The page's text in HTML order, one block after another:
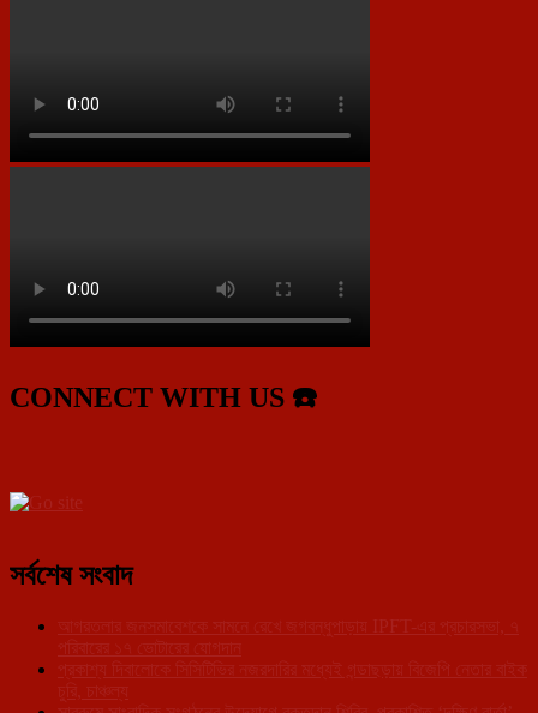
CONNECT WITH US ☎️
সর্বশেষ সংবাদ
আগরতলার জনসমাবেশকে সামনে রেখে জগবন্ধুপাড়ায় IPFT-এর প্রচারসভা, ৭
পরিবারের ১৭ ভোটারের যোগদান
প্রকাশ্য দিবালোকে সিসিটিভির নজরদারির মধ্যেই গন্ডাছড়ায় বিজেপি নেতার বাইক
চুরি, চাঞ্চল্য